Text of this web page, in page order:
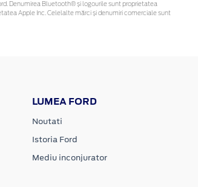
Denumirea Bluetooth® și logourile sunt proprietatea
Apple Inc. Celelalte mărci și denumiri comerciale sunt
LUMEA FORD
Noutati
Istoria Ford
Mediu inconjurator